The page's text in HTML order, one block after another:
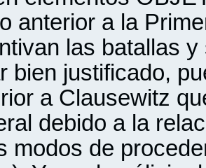
anterior a la
las batallas
bien justificado,
a Clausewitz
debido a la
modos de